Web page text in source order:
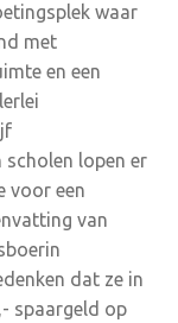
waar
met
en een
scholen lopen er
voor een
van
dat ze in
spaargeld op